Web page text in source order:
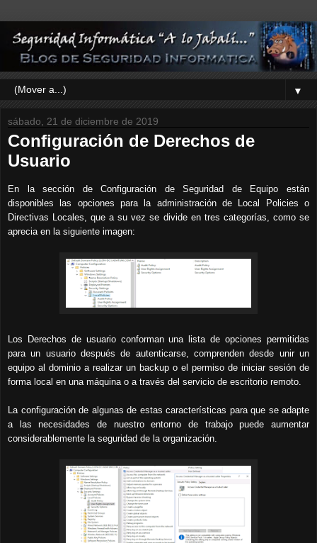
▼
sábado, 21 de diciembre de 2019
Configuración de Derechos de
Usuario
En la sección de Configuración de Seguridad de Equipo están
disponibles las opciones para la administración de Local Policies o
Directivas Locales, que a su vez se divide en tres categorías, como se
aprecia en la siguiente imagen:
Los Derechos de usuario conforman una lista de opciones permitidas
para un usuario después de autenticarse, comprenden desde unir un
equipo al dominio a realizar un backup o el permiso de iniciar sesión de
forma local en una máquina o a través del servicio de escritorio remoto.
La configuración de algunas de estas características para que se adapte
a las necesidades de nuestro entorno de trabajo puede aumentar
considerablemente la seguridad de la organización.